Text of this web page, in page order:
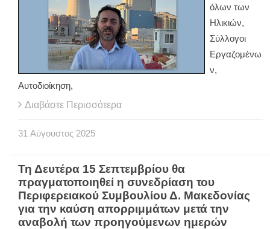
όλων των
Ηλικιών,
Σύλλογοι
Εργαζομένω
ν,
Αυτοδιοίκηση,
Διαβάστε Περισσότερα
31 Αύγουστος 2025
Τη Δευτέρα 15 Σεπτεμβρίου θα
πραγματοποιηθεί η συνεδρίαση του
Περιφερειακού Συμβουλίου Δ. Μακεδονίας
για την καύση απορριμμάτων μετά την
αναβολή των προηγούμενων ημερών